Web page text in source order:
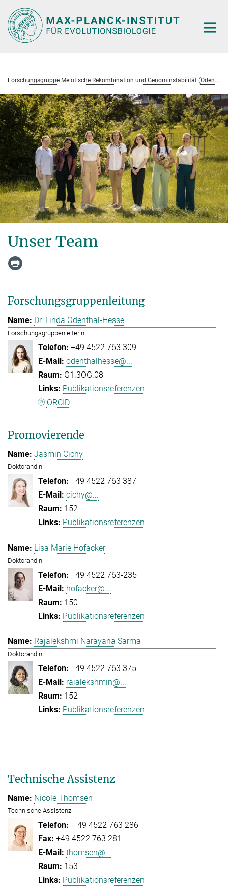
Hauptinhalt
F
orschungsgruppe Meiotische Rekombination und Genominstabilität (Odenthal-Hesse)
Unser Team
Forschungsgruppenleitung
Dr. Linda Odenthal-Hesse
Forschungsgruppenleiterin
+49 4522 763 309
odenthalhesse@...
G1.3OG.08
Publikationsreferenzen
ORCID
Promovierende
Jasmin Cichy
Doktorandin
+49 4522 763 387
cichy@...
152
Publikationsreferenzen
Lisa Marie Hofacker
Doktorandin
+49 4522 763-235
hofacker@...
150
Publikationsreferenzen
Rajalekshmi Narayana Sarma
Doktorandin
+49 4522 763 375
rajalekshmin@...
152
Publikationsreferenzen
Technische Assistenz
Nicole Thomsen
Technische Assistenz
+ 49 4522 763 286
+49 4522 763 281
thomsen@...
153
Publikationsreferenzen